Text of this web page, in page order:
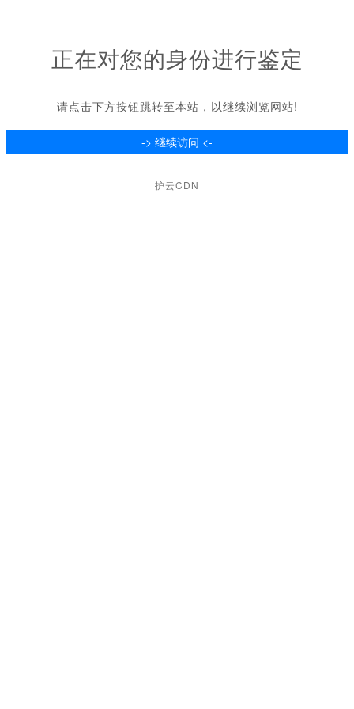
正在对您的身份进行鉴定
请点击下方按钮跳转至本站，以继续浏览网站!
护云CDN